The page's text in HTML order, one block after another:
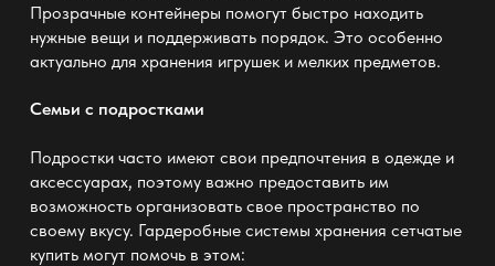
Прозрачные контейнеры помогут быстро находить
нужные вещи и поддерживать порядок. Это особенно
актуально для хранения игрушек и мелких предметов.
Семьи с подростками
Подростки часто имеют свои предпочтения в одежде и
аксессуарах, поэтому важно предоставить им
возможность организовать свое пространство по
своему вкусу. Гардеробные системы хранения сетчатые
купить могут помочь в этом: